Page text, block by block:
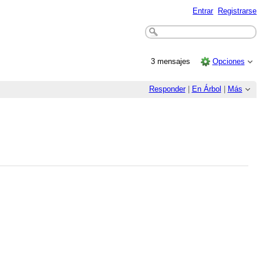
Entrar Registrarse
3 mensajes Opciones
Responder| En Árbol Más